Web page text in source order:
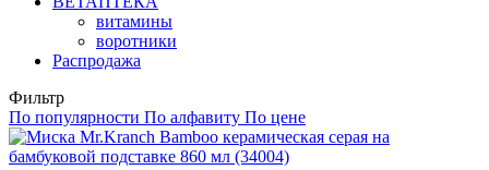
витамины
воротники
Распродажа
Фильтр
По популярности По алфавиту По цене